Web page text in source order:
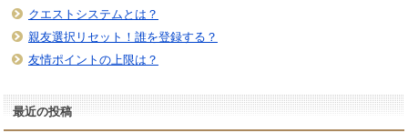
クエストシステムとは？
親友選択リセット！誰を登録する？
友情ポイントの上限は？
最近の投稿